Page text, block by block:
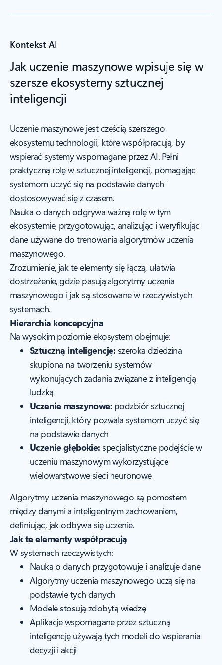
Kontekst AI
Jak uczenie maszynowe wpisuje się w
szersze ekosystemy sztucznej
inteligencji
Uczenie maszynowe jest częścią szerszego
ekosystemu technologii, które współpracują, by
wspierać systemy wspomagane przez AI. Pełni
praktyczną rolę w sztucznej inteligencji, pomagając
systemom uczyć się na podstawie danych i
dostosowywać się z czasem.
Nauka o danych odgrywa ważną rolę w tym
ekosystemie, przygotowując, analizując i weryfikując
dane używane do trenowania algorytmów uczenia
maszynowego.
Zrozumienie, jak te elementy się łączą, ułatwia
dostrzeżenie, gdzie pasują algorytmy uczenia
maszynowego i jak są stosowane w rzeczywistych
systemach.
Hierarchia koncepcyjna
Na wysokim poziomie ekosystem obejmuje:
Sztuczną inteligencję: szeroka dziedzina
skupiona na tworzeniu systemów
wykonujących zadania związane z inteligencją
ludzką
Uczenie maszynowe: podzbiór sztucznej
inteligencji, który pozwala systemom uczyć się
na podstawie danych
Uczenie głębokie: specjalistyczne podejście w
uczeniu maszynowym wykorzystujące
wielowarstwowe sieci neuronowe
Algorytmy uczenia maszynowego są pomostem
między danymi a inteligentnym zachowaniem,
definiując, jak odbywa się uczenie.
Jak te elementy współpracują
W systemach rzeczywistych:
Nauka o danych przygotowuje i analizuje dane
Algorytmy uczenia maszynowego uczą się na
podstawie tych danych
Modele stosują zdobytą wiedzę
Aplikacje wspomagane przez sztuczną
inteligencję używają tych modeli do wspierania
decyzji i akcji